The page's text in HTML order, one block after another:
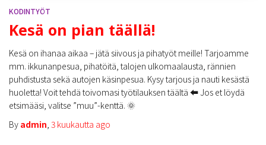
KODINTYÖT
Kesä on pian täällä!
Kesä on ihanaa aikaa – jätä siivous ja pihatyöt meille! Tarjoamme
mm. ikkunanpesua, pihatöitä, talojen ulkomaalausta, rännien
puhdistusta sekä autojen käsinpesua. Kysy tarjous ja nauti kesästä
huoletta! Voit tehdä toivomasi työtilauksen täältä ⬅️ Jos et löydä
etsimääsi, valitse ”muu”-kenttä. 🌞
By admin, 3 kuukautta ago